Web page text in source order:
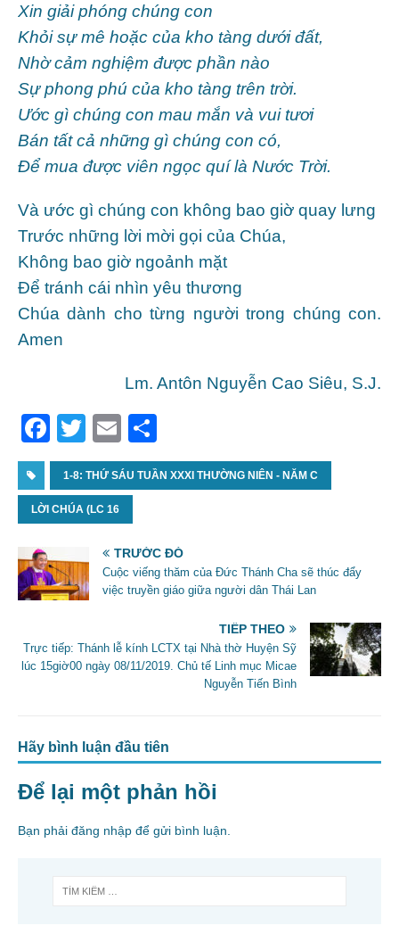
Xin giải phóng chúng con
Khỏi sự mê hoặc của kho tàng dưới đất,
Nhờ cảm nghiệm được phần nào
Sự phong phú của kho tàng trên trời.
Ước gì chúng con mau mắn và vui tươi
Bán tất cả những gì chúng con có,
Để mua được viên ngọc quí là Nước Trời.
Và ước gì chúng con không bao giờ quay lưng
Trước những lời mời gọi của Chúa,
Không bao giờ ngoảnh mặt
Để tránh cái nhìn yêu thương
Chúa dành cho từng người trong chúng con.
Amen
Lm. Antôn Nguyễn Cao Siêu, S.J.
F
a
c
e
o
o
T
w
itt
er
E
m
ai
h
ar
1-8: THỨ SÁU TUẦN XXXI THƯỜNG NIÊN - NĂM C
LỜI CHÚA (LC 16
TRƯỚC ĐÓ
Cuộc viếng thăm của Đức Thánh Cha sẽ thúc đẩy
việc truyền giáo giữa người dân Thái Lan
TIẾP THEO
Trực tiếp: Thánh lễ kính LCTX tại Nhà thờ Huyện Sỹ
lúc 15giờ00 ngày 08/11/2019. Chủ tế Linh mục Micae
Nguyễn Tiến Bình
Hãy bình luận đầu tiên
Để lại một phản hồi
Bạn phải đăng nhập để gửi bình luận.